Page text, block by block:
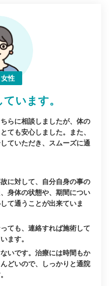
女性
います。
らに相談しましたが、体の
ても安心しました。また、
ていただき、スムーズに通
に対して、自分自身の事の
身体の状態や、期間につい
て通うことが出来ていま
ても、連絡すれば施術して
ます。
いです。治療には時間もか
どいので、しっかりと通院